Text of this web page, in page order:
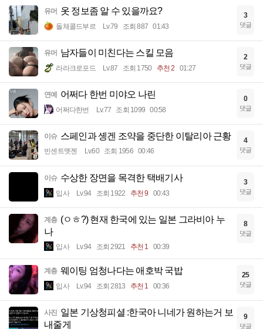
유머 옷 정보좀 알 수 있을까요?
돌체콜드부르 Lv.79 조회 887 01:43
3
댓글
유머 남자들이 미친다는 스킬 모음
라라크로포드 Lv.87 조회 1750 추천 2 01:27
2
댓글
연예 어쩌다 한번 미야오 나린
어쩌다한번 Lv.77 조회 1099 00:58
0
댓글
이슈 스페인과 솅겐 조약을 중단한 이탈리아 근황
빈센트멧젠 Lv.60 조회 1956 00:46
4
댓글
이슈 수상한 장면을 목격한 택배기사
입사 Lv.94 조회 1922 추천 9 00:43
3
댓글
계층 (ㅇㅎ?) 현재 한국에 있는 일본 그라비아 누
나
입사 Lv.94 조회 2921 추천 1 00:39
8
댓글
계층 웨이팅 엄청나다는 애호박 국밥
입사 Lv.94 조회 2813 추천 1 00:36
25
댓글
사진 일본 기상청피셜 :한국아 니네가 원하는거 보
내줄게
9
댓글